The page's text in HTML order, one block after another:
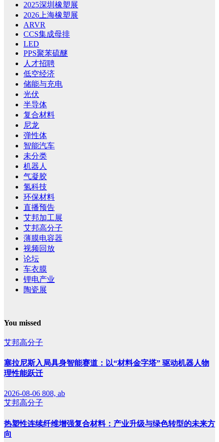
2025深圳橡塑展
2026上海橡塑展
ARVR
CCS集成母排
LED
PPS聚苯硫醚
人才招聘
低空经济
储能与充电
光伏
半导体
复合材料
尼龙
弹性体
智能汽车
未分类
机器人
气凝胶
氢科技
环保材料
直播预告
艾邦加工展
艾邦高分子
薄膜电容器
视频回放
论坛
车衣膜
锂电产业
陶瓷展
You missed
艾邦高分子
塞拉尼斯入局具身智能赛道：以“材料金字塔” 驱动机器人物
理性能跃迁
2026-08-06 808, ab
艾邦高分子
热塑性连续纤维增强复合材料：产业升级与绿色转型的未来方
向